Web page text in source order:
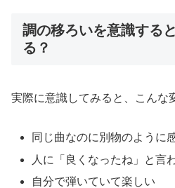
調の移ろいを意識する
る？
実際に意識してみると、こんな
同じ曲なのに別物のように
人に「良くなったね」と言
自分で弾いていて楽しい